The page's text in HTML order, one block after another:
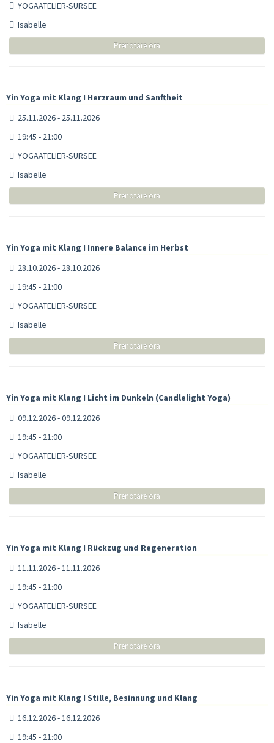
YOGAATELIER-SURSEE
Isabelle
Prenotare ora
Yin Yoga mit Klang I Herzraum und Sanftheit
25.11.2026 - 25.11.2026
19:45 - 21:00
YOGAATELIER-SURSEE
Isabelle
Prenotare ora
Yin Yoga mit Klang I Innere Balance im Herbst
28.10.2026 - 28.10.2026
19:45 - 21:00
YOGAATELIER-SURSEE
Isabelle
Prenotare ora
Yin Yoga mit Klang I Licht im Dunkeln (Candlelight Yoga)
09.12.2026 - 09.12.2026
19:45 - 21:00
YOGAATELIER-SURSEE
Isabelle
Prenotare ora
Yin Yoga mit Klang I Rückzug und Regeneration
11.11.2026 - 11.11.2026
19:45 - 21:00
YOGAATELIER-SURSEE
Isabelle
Prenotare ora
Yin Yoga mit Klang I Stille, Besinnung und Klang
16.12.2026 - 16.12.2026
19:45 - 21:00